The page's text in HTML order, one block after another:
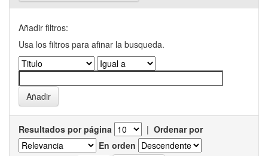
Añadir filtros:
Usa los filtros para afinar la busqueda.
Resultados por página | Ordenar por
En orden